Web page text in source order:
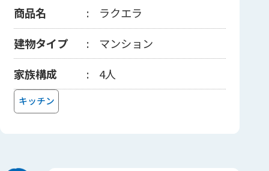
商品名
ラクエラ
建物タイプ
マンション
家族構成
4人
キッチン